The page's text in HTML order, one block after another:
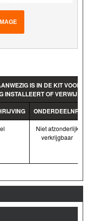
IS IN DE KIT
INSTALLEERT OF
ONDERDEELNR.
Niet afzonderlijk
verkrijgbaar